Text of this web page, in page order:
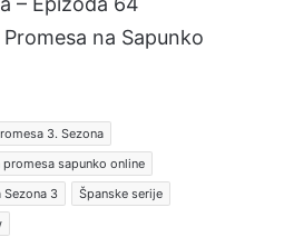
na Sapunko
3. Sezona
promesa sapunko online
Sezona 3
Španske serije